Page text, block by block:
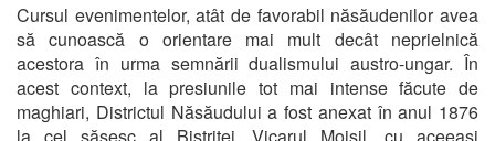
Cursul evenimentelor, atât de favorabil năsăudenilor avea
să cunoască o orientare mai mult decât neprielnică
acestora în urma semnării dualismului austro-ungar. În
acest context, la presiunile tot mai intense făcute de
maghiari, Districtul Năsăudului a fost anexat în anul 1876
la cel săsesc al Bistriței. Vicarul Moisil, cu aceeași